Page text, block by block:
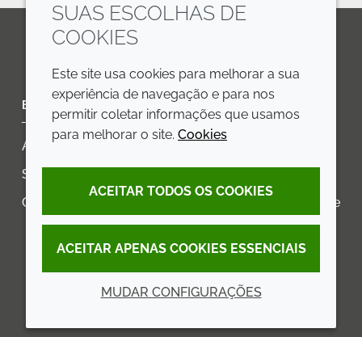
LinkedInYoutubeLine
EMPRESA
Annual Report
Sustainability Report
Croda.com
LEGAL
Termos e condições
Declaração de Acessibilidade
SUAS ESCOLHAS DE
COOKIES
Este site usa cookies para melhorar a sua
experiência de navegação e para nos
permitir coletar informações que usamos
para melhorar o site. Cookies
ACEITAR TODOS OS COOKIES
ACEITAR APENAS COOKIES ESSENCIAIS
MUDAR CONFIGURAÇÕES